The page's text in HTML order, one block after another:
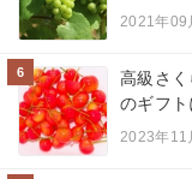
2021年09
6
高級さ
のギフト
2023年11